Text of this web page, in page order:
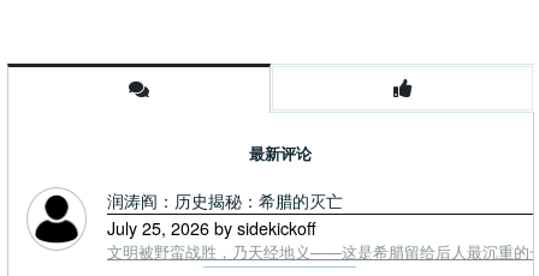
最新评论
润涛阎：历史揭秘：希腊的灭亡
July 25, 2026 by sidekickoff
文明被野蛮战胜，乃天经地义——这是希腊留给后人最沉重的